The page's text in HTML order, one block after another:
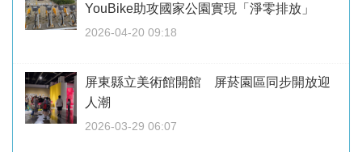
YouBike助攻國家公園實現「淨零排放」
2026-04-20 09:18
屏東縣立美術館開館 屏菸園區同步開放迎
人潮
2026-03-29 06:07